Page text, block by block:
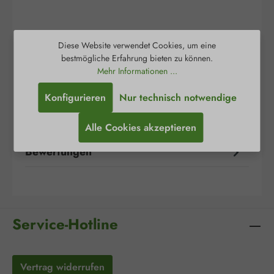
Beschreibung
Curapor® ist ein steriler chirurgischer
Wundverband zur sicheren Versorgung von
postoperativen Wunden sowie kleineren
Mehr
Bewertungen
Service-Hotline
Vertrag widerrufen
Diese Website verwendet Cookies, um eine
bestmögliche Erfahrung bieten zu können.
Mehr Informationen ...
Nur technisch notwendige
Konfigurieren
Alle Cookies akzeptieren